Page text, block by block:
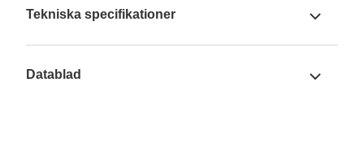
Tekniska specifikationer
Datablad